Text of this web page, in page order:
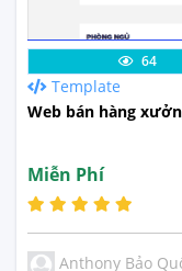
Lưu code
64
Template
Web bán hàng
Miễn Phí
Anthony Bảo